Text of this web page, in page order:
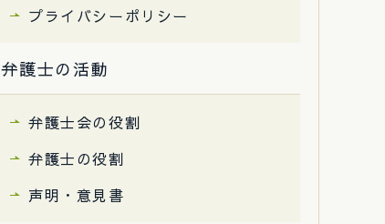
プライバシーポリシー
弁護士の活動
弁護士会の役割
弁護士の役割
声明・意見書